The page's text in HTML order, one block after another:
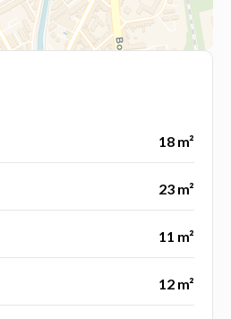
18 m²
23 m²
11 m²
12 m²